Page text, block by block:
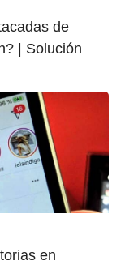
de
| Solución
en